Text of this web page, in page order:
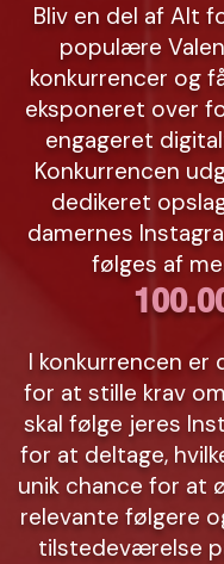
Bliv en del af Alt
populære
konkurrencer og
eksponeret over
engageret
Konkurrencen
dedikeret
damernes
følges af
I konkurrencen er
for at stille krav
skal følge jeres
for at deltage,
unik chance for at
relevante følgere
tilstedeværelse